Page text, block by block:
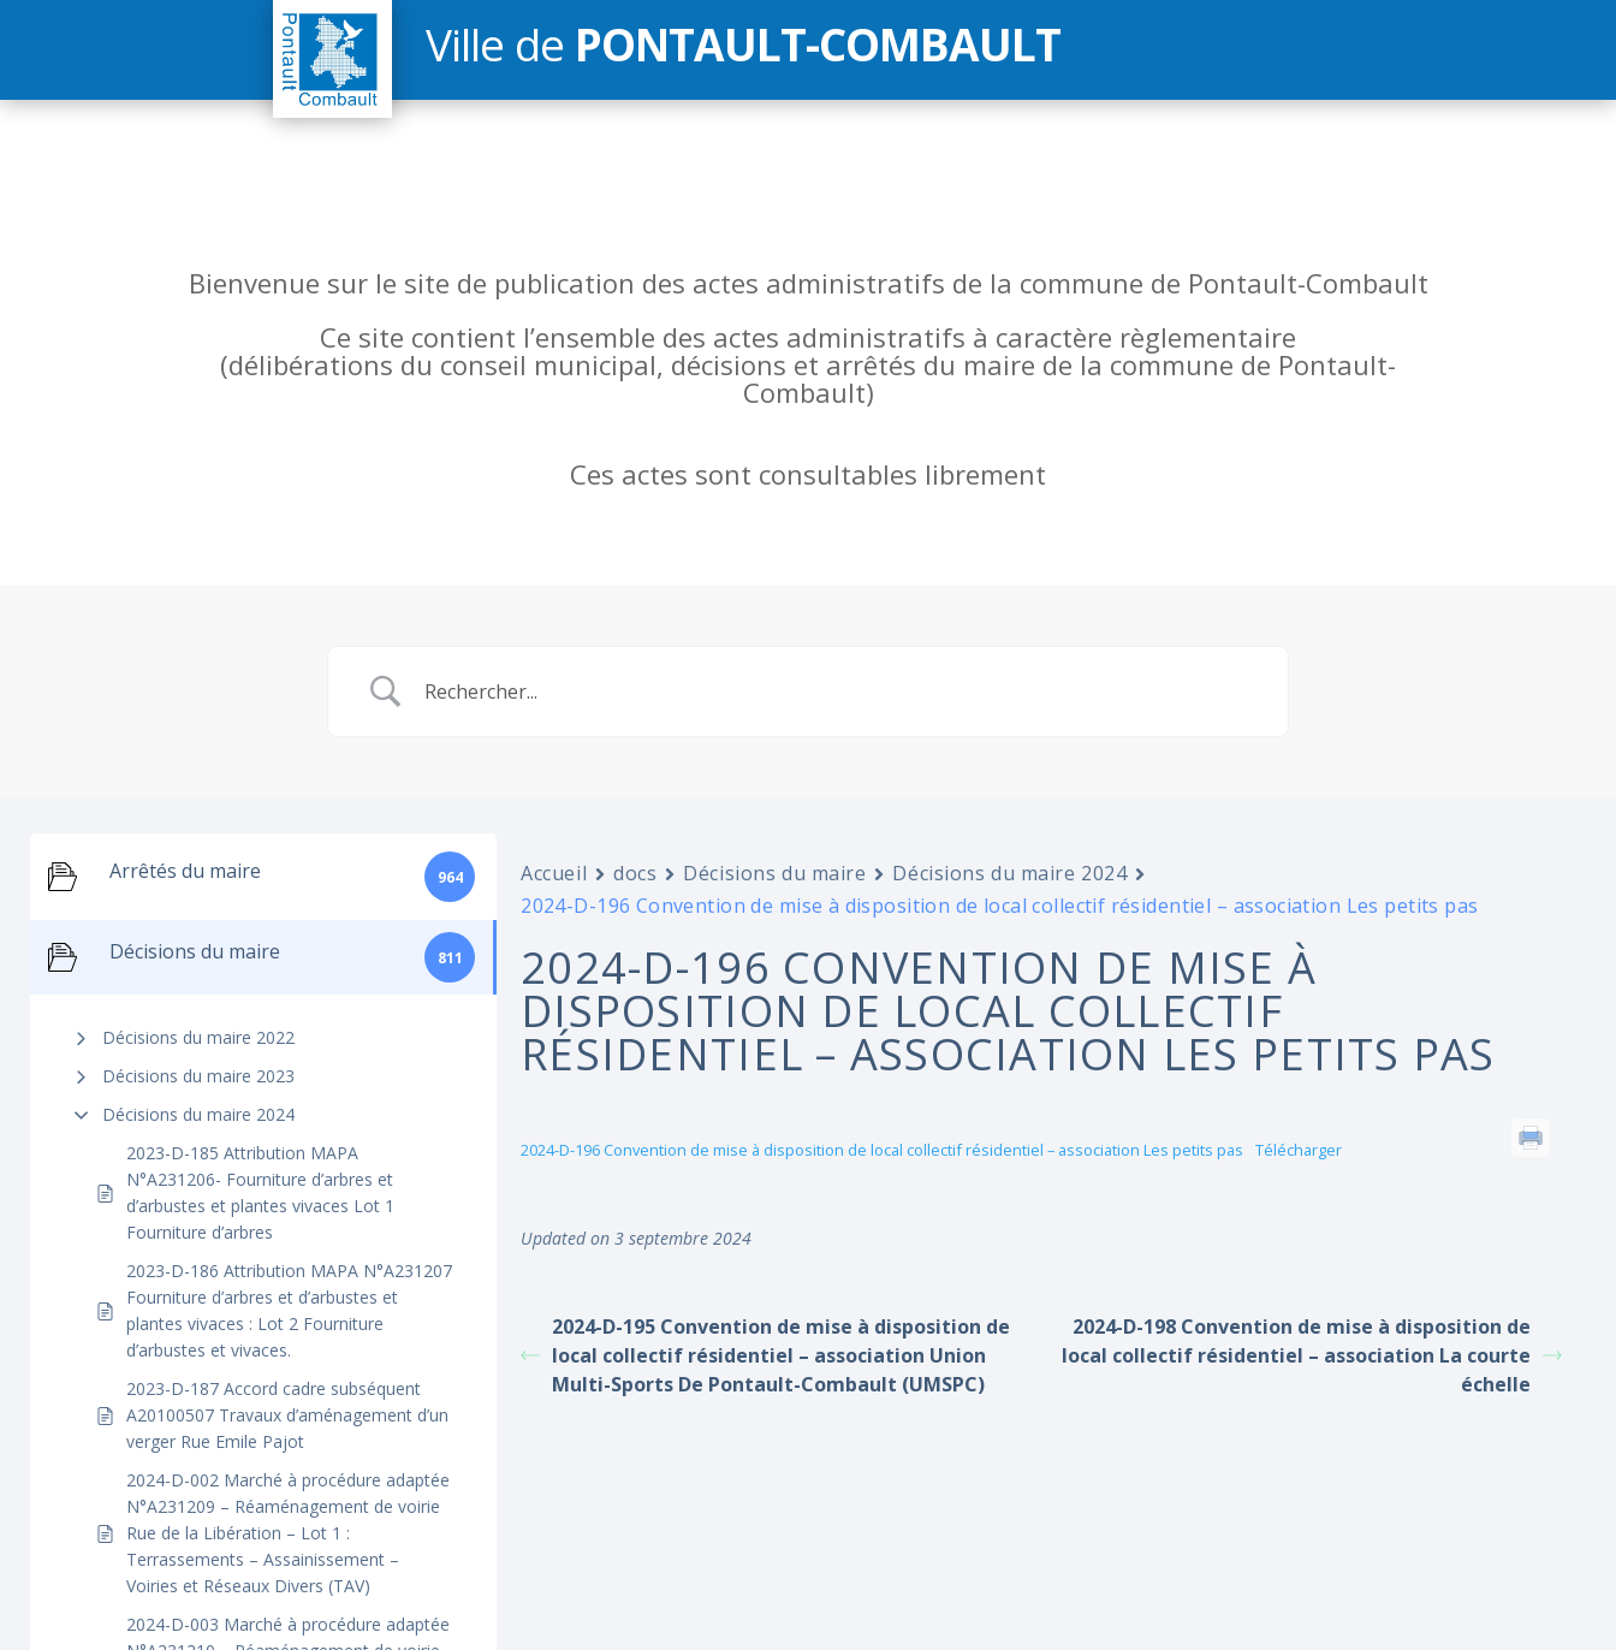
Ville de PONTAULT-COMBAULT
Bienvenue sur le site de publication des actes administratifs de la commune de Pontault-Combault
Ce site contient l’ensemble des actes administratifs à caractère règlementaire
(délibérations du conseil municipal, décisions et arrêtés du maire de la commune de Pontault-
Combault)
Ces actes sont consultables librement
Arrêtés du maire 964
Décisions du maire 811
Décisions du maire 2022
Décisions du maire 2023
Décisions du maire 2024
2023-D-185 Attribution MAPA
N°A231206- Fourniture d’arbres et
d’arbustes et plantes vivaces Lot 1
Fourniture d’arbres
2023-D-186 Attribution MAPA N°A231207
Fourniture d’arbres et d’arbustes et
plantes vivaces : Lot 2 Fourniture
d’arbustes et vivaces.
2023-D-187 Accord cadre subséquent
A20100507 Travaux d’aménagement d’un
verger Rue Emile Pajot
2024-D-002 Marché à procédure adaptée
N°A231209 – Réaménagement de voirie
Rue de la Libération – Lot 1 :
Terrassements – Assainissement –
Voiries et Réseaux Divers (TAV)
2024-D-003 Marché à procédure adaptée
Accueil docs Décisions du maire
Décisions du maire 2024
2024-D-196 Convention de mise à disposition de local collectif résidentiel – association Les petits pas
2024-D-196 CONVENTION DE MISE À
DISPOSITION DE LOCAL COLLECTIF
RÉSIDENTIEL – ASSOCIATION LES PETITS PAS
2024-D-196 Convention de mise à disposition de local collectif résidentiel – association Les petits pas Télécharger
Updated on 3 septembre 2024
2024-D-195 Convention de mise à disposition de
local collectif résidentiel – association Union
Multi-Sports De Pontault-Combault (UMSPC)
2024-D-198 Convention de mise à disposition de
local collectif résidentiel – association La courte
échelle